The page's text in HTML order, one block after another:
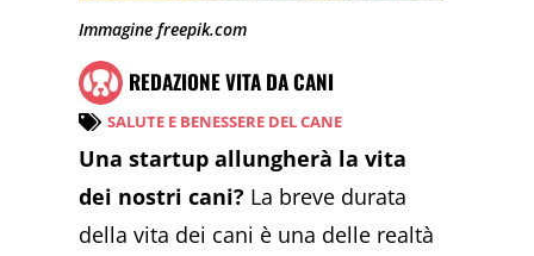
Immagine freepik.com
REDAZIONE VITA DA CANI
SALUTE E BENESSERE DEL CANE
Una startup allungherà la vita
dei nostri cani? La breve durata
della vita dei cani è una delle realtà